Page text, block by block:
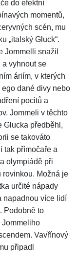
do efektní
momentů,
scén, mu
„italský Gluck“.
Jommelli snažil
vyhnout se
áriím, v kterých
dané divy nebo
pocitů a
Jommeli v těchto
Glucka předběhl,
se takováto
tak přímočaře a
olympiádě při
rovinkou. Možná je
určité nápady
napadnou více lidí
Podobně to
Jommeliho
Vavřínový
připadl